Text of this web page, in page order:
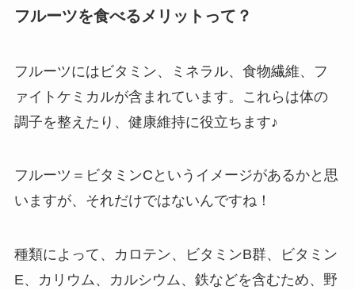
フルーツを食べるメリットって？
フルーツにはビタミン、ミネラル、食物繊維、フ
ァイトケミカルが含まれています。これらは体の
調子を整えたり、健康維持に役立ちます♪
フルーツ＝ビタミンCというイメージがあるかと思
いますが、それだけではないんですね！
種類によって、カロテン、ビタミンB群、ビタミン
E、カリウム、カルシウム、鉄などを含むため、野